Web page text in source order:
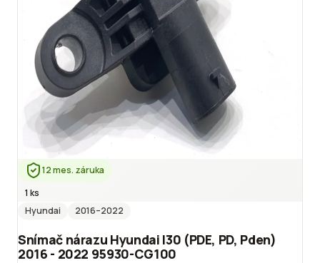
12 mes. záruka
1 ks
Hyundai
2016–2022
Snímač nárazu Hyundai I30 (PDE, PD, Pden)
2016 - 2022 95930-CG100